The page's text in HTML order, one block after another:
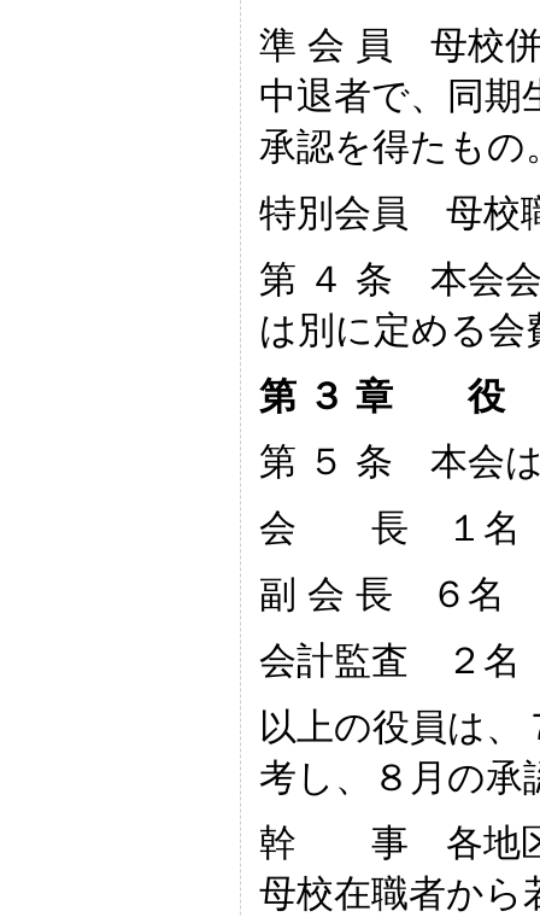
準 会 員 母校
中退者で、同期
承認を得たもの
特別会員 母校
第 ４ 条 本会
は別に定める会
第 ３ 章
第 ５ 条 本会
会 長 １名
副 会 長 ６名
会計監査 ２名
以上の役員は
考し、８月の承
幹 事 各地区
母校在職者から